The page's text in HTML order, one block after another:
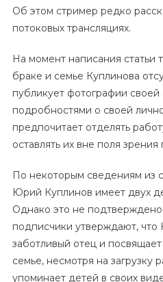
Об этом стример редко
потоковых трансляциях.
На момент написания статьи
браке и семье Куплинова
публикует фотографии
подробностями о своей
предпочитает отделять
оставлять их вне поля зрения
По некоторым сведениям из
Юрий Куплинов имеет двух
Однако это не
подписчики утверждают, что
заботливый отец и
семье, несмотря на загрузку
упоминает детей в своих